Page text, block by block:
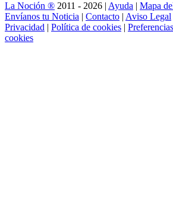
La Noción ® 2011 - 2026 | Ayuda | Mapa
Envíanos tu Noticia | Contacto | Aviso Legal
Privacidad | Política de cookies |
cookies